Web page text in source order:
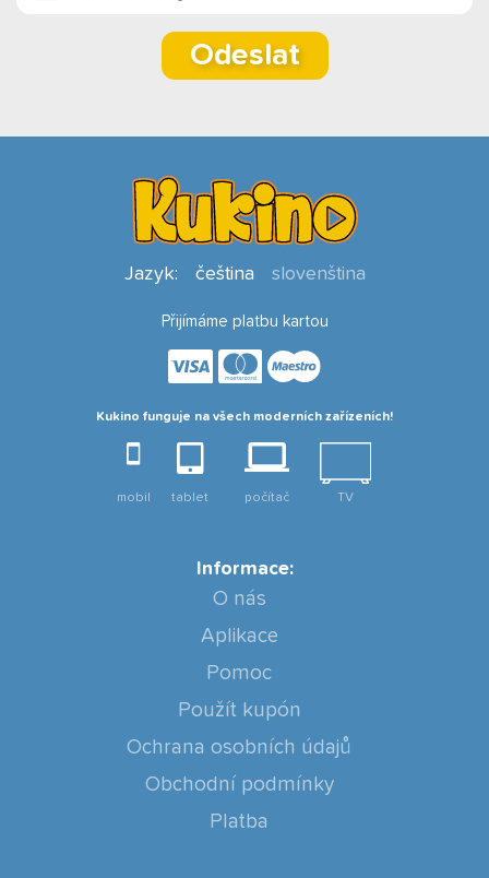
Odeslat
Informace:
O nás
Aplikace
Pomoc
Použít kupón
Ochrana osobních údajů
Obchodní podmínky
Platba
Jazyk: čeština slovenština
Přijímáme platbu kartou
Kukino funguje na všech moderních zařízeních!
mobil tablet počítač TV